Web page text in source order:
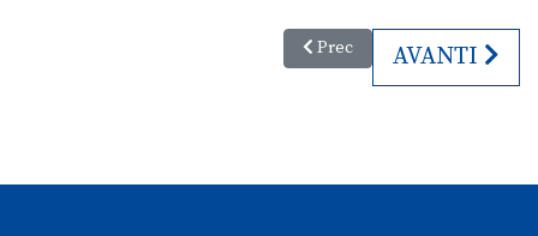
Articolo precedente: La
Prec ARTICOLO
AVANTI